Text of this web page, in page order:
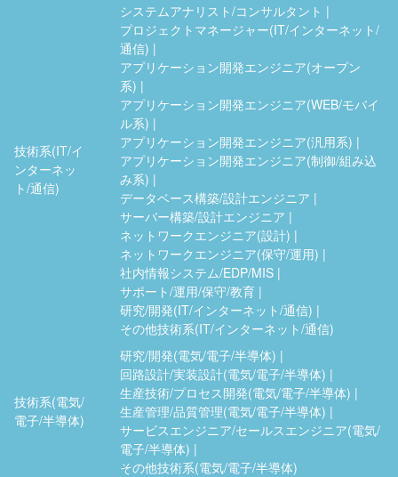
技術系(IT/イ
ンターネッ
ト/通信)
システムアナリスト/コンサルタント
プロジェクトマネージャー(IT/インターネット/
通信)
アプリケーション開発エンジニア(オープン
系)
アプリケーション開発エンジニア(WEB/モバイ
ル系)
アプリケーション開発エンジニア(汎用系)
アプリケーション開発エンジニア(制御/組み込
み系)
データベース構築/設計エンジニア
サーバー構築/設計エンジニア
ネットワークエンジニア(設計)
ネットワークエンジニア(保守/運用)
社内情報システム/EDP/MIS
サポート/運用/保守/教育
研究/開発(IT/インターネット/通信)
その他技術系(IT/インターネット/通信)
技術系(電気/
電子/半導体)
研究/開発(電気/電子/半導体)
回路設計/実装設計(電気/電子/半導体)
生産技術/プロセス開発(電気/電子/半導体)
生産管理/品質管理(電気/電子/半導体)
サービスエンジニア/セールスエンジニア(電気/
電子/半導体)
その他技術系(電気/電子/半導体)